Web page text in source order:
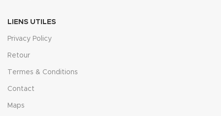
LIENS UTILES
Privacy Policy
Retour
Termes & Conditions
Contact
Maps